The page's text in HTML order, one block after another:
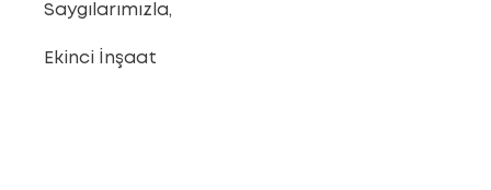
Saygılarımızla,
Ekinci İnşaat